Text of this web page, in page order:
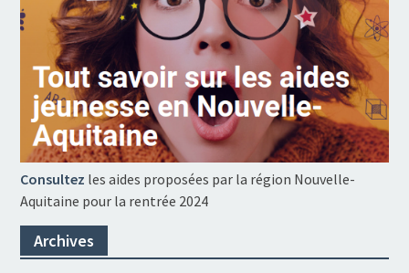
Consultez les aides proposées par la région Nouvelle-
Aquitaine pour la rentrée 2024
Archives